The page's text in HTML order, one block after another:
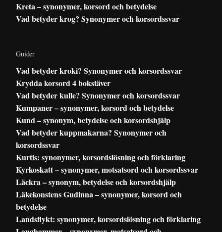
Kreta – synonymer, korsord och betydelse
Vad betyder krog? Synonymer och korsordssvar
Guider
Vad betyder kroki? Synonymer och korsordssvar
Krydda korsord 4 bokstäver
Vad betyder kulle? Synonymer och korsordssvar
Kumpaner – synonymer, korsord och betydelse
Kund – synonym, betydelse och korsordshjälp
Vad betyder kuppmakarna? Synonymer och
korsordssvar
Kurtis: synonymer, korsordslösning och förklaring
Kyrkoskatt – synonymer, motsatsord och korsordssvar
Läckra – synonym, betydelse och korsordshjälp
Läkekonstens Gudinna – synonymer, korsord och
betydelse
Landsflykt: synonymer, korsordslösning och förklaring